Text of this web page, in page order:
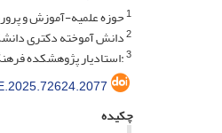
1حوزه علمیه-آموزش و
2دانش آموخته دکتری
3:استادیار پژوهشکده
چکیده